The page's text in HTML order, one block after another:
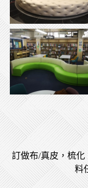
訂做布/真皮，梳
料